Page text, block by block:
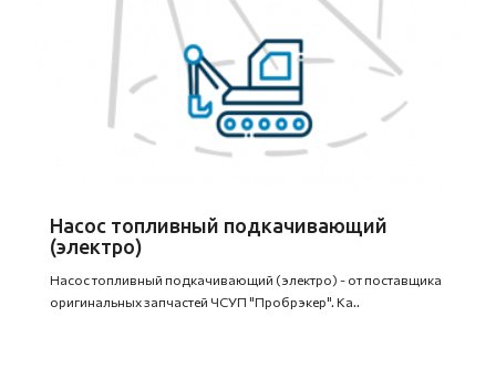
Насос топливный подкачивающий
(электро)
Насос топливный подкачивающий (электро) - от поставщика
оригинальных запчастей ЧСУП "Пробрэкер". Ка..